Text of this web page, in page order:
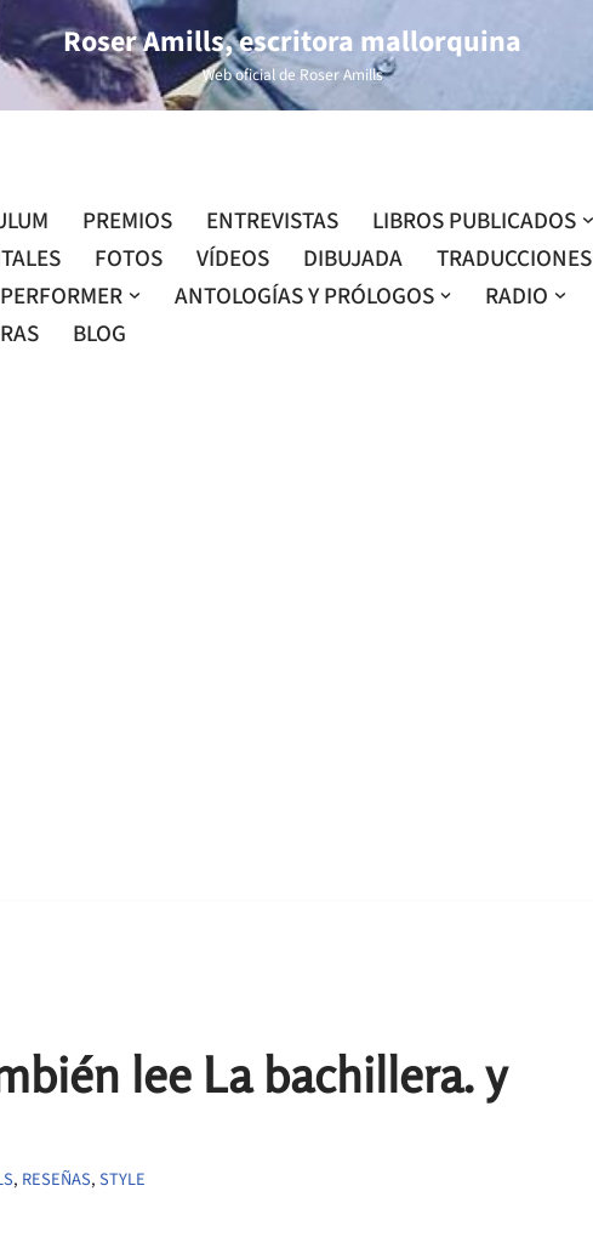
Roser Amills, escritora mallorquina
Web oficial de Roser Amills
PREMIOS ENTREVISTAS
LIBROS PUBLICADOS
FOTOS VÍDEOS DIBUJADA TRADUCCIONES
PERFORMER ANTOLOGÍAS Y PRÓLOGOS RADIO
BLOG
lee La bachillera. y
, RESEÑAS,STYLE